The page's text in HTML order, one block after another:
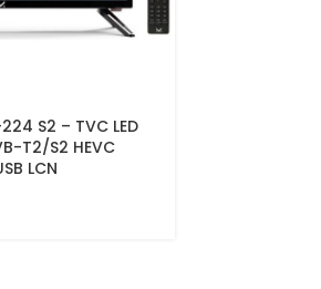
S2 – TVC LED
T2/S2 HEVC
LCN